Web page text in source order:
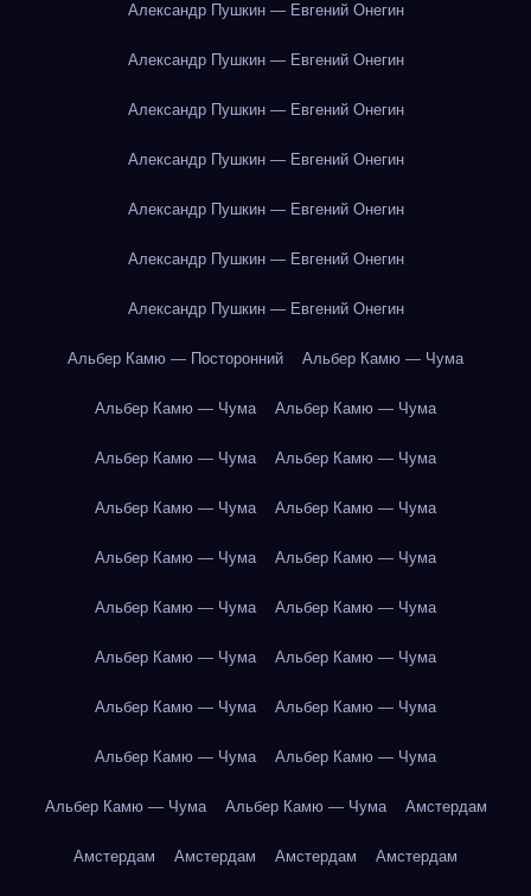
Александр Пушкин — Евгений Онегин
Александр Пушкин — Евгений Онегин
Александр Пушкин — Евгений Онегин
Александр Пушкин — Евгений Онегин
Александр Пушкин — Евгений Онегин
Александр Пушкин — Евгений Онегин
Александр Пушкин — Евгений Онегин
Альбер Камю — Посторонний Альбер Камю — Чума
Альбер Камю — Чума Альбер Камю — Чума
Альбер Камю — Чума Альбер Камю — Чума
Альбер Камю — Чума Альбер Камю — Чума
Альбер Камю — Чума Альбер Камю — Чума
Альбер Камю — Чума Альбер Камю — Чума
Альбер Камю — Чума Альбер Камю — Чума
Альбер Камю — Чума Альбер Камю — Чума
Альбер Камю — Чума Альбер Камю — Чума
Альбер Камю — Чума Альбер Камю — Чума Амстердам
Амстердам Амстердам Амстердам Амстердам